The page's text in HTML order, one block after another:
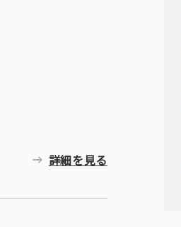
詳細を見る